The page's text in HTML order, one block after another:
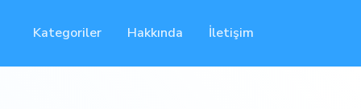
Kategoriler Hakkında İletişim